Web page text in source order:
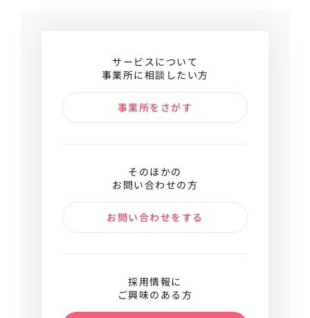
サービスについて
事業所に相談したい方
事業所をさがす
そのほかの
お問い合わせの方
お問い合わせをする
採用情報に
ご興味のある方